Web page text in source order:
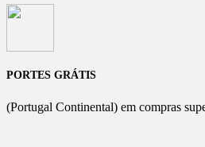
PORTES GRÁTIS
(Portugal Continental) em compras